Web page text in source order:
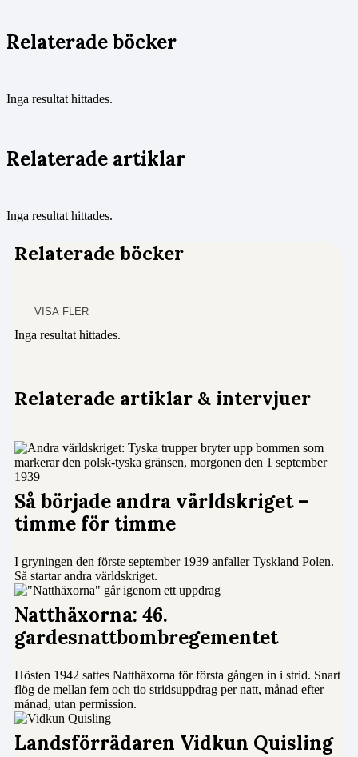
Relaterade böcker
Inga resultat hittades.
Relaterade artiklar
Inga resultat hittades.
Relaterade böcker
VISA FLER
Inga resultat hittades.
Relaterade artiklar & intervjuer
Så började andra världskriget –
timme för timme
I gryningen den förste september 1939 anfaller Tyskland Polen.
Så startar andra världskriget.
Natthäxorna: 46.
gardesnattbombregementet
Hösten 1942 sattes Natthäxorna för första gången in i strid. Snart
flög de mellan fem och tio stridsuppdrag per natt, månad efter
månad, utan permission.
Landsförrädaren Vidkun Quisling